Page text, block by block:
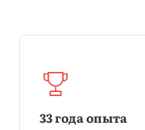
33 года опыта